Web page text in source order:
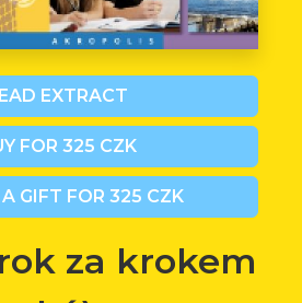
EXTRACT
FOR 325 CZK
GIFT FOR 325 CZK
za krokem